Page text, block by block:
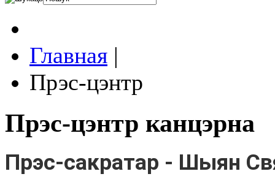
Главная |
Прэс-цэнтр
Прэс-цэнтр канцэрна
Прэс-сакратар - Шыян